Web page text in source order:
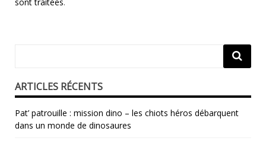
sont traitées.
ARTICLES RÉCENTS
Pat’ patrouille : mission dino – les chiots héros débarquent
dans un monde de dinosaures